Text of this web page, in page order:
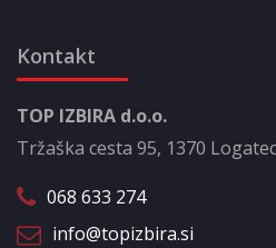
Kontakt
TOP IZBIRA d.o.o.
Tržaška cesta 95, 1370 Logatec
068 633 274
info@topizbira.si